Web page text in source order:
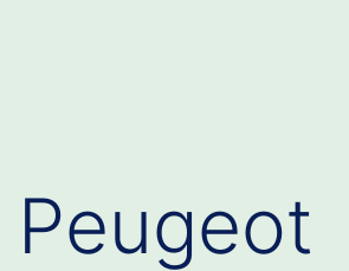
Peugeot